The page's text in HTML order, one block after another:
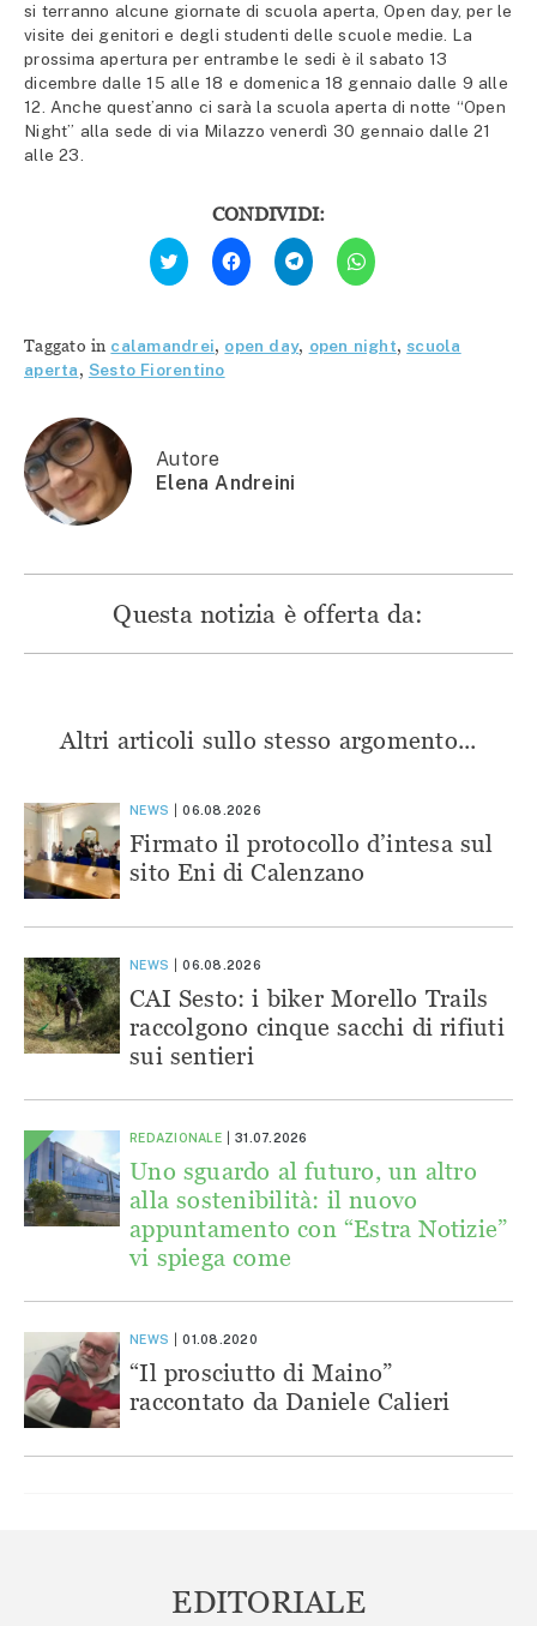
si terranno alcune giornate di scuola aperta, Open day, per le
visite dei genitori e degli studenti delle scuole medie. La
prossima apertura per entrambe le sedi è il sabato 13
dicembre dalle 15 alle 18 e domenica 18 gennaio dalle 9 alle
12. Anche quest’anno ci sarà la scuola aperta di notte “Open
Night” alla sede di via Milazzo venerdì 30 gennaio dalle 21
alle 23.
CONDIVIDI:
Fai
clic
qui
Twitter
(Si
apre
in
Fai
clic
per
condividere
(Si
apre
Fai
clic
per
condividere
(Si
apre
Fai
clic
per
(Si
apre
Taggato in calamandrei, open day, open night, scuola
aperta, Sesto Fiorentino
Autore
Elena Andreini
Questa notizia è offerta da:
Altri articoli sullo stesso argomento...
NEWS 06.08.2026
Firmato il protocollo d’intesa sul
sito Eni di Calenzano
NEWS 06.08.2026
CAI Sesto: i biker Morello Trails
raccolgono cinque sacchi di rifiuti
sui sentieri
REDAZIONALE 31.07.2026
Uno sguardo al futuro, un altro
alla sostenibilità: il nuovo
appuntamento con “Estra Notizie”
vi spiega come
NEWS 01.08.2020
“Il prosciutto di Maino”
raccontato da Daniele Calieri
EDITORIALE